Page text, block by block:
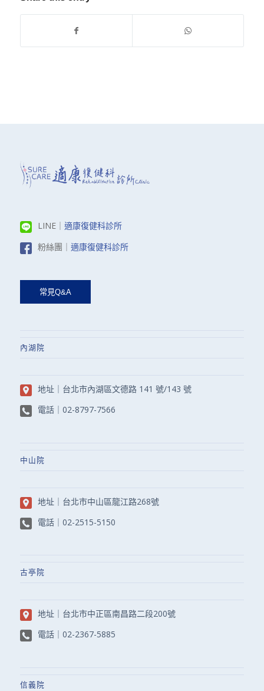
LINE｜ 適康復健科診所
粉絲團｜ 適康復健科診所
內湖院
地址｜ 台北市內湖區文德路 141 號/143 號
電話｜ 02-8797-7566
中山院
地址｜ 台北市中山區龍江路268號
電話｜ 02-2515-5150
古亭院
地址｜ 台北市中正區南昌路二段200號
電話｜ 02-2367-5885
信義院